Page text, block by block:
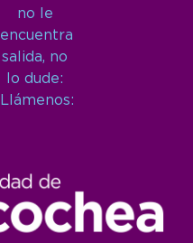
no le
encuentra
salida, no
lo dude:
Llámenos: